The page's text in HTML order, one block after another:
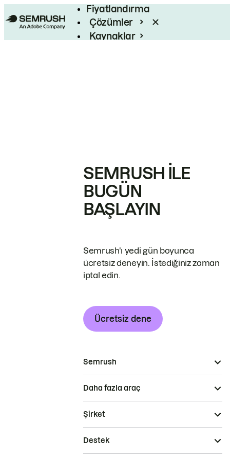
Fiyatlandırma
Çözümler
Kaynaklar
SEMRUSH ILE
BUGÜN
BAŞLAYIN
Semrush'ı yedi gün boyunca
ücretsiz deneyin. İstediğiniz zaman
iptal edin.
Ücretsiz dene
Semrush
Daha fazla araç
Şirket
Destek